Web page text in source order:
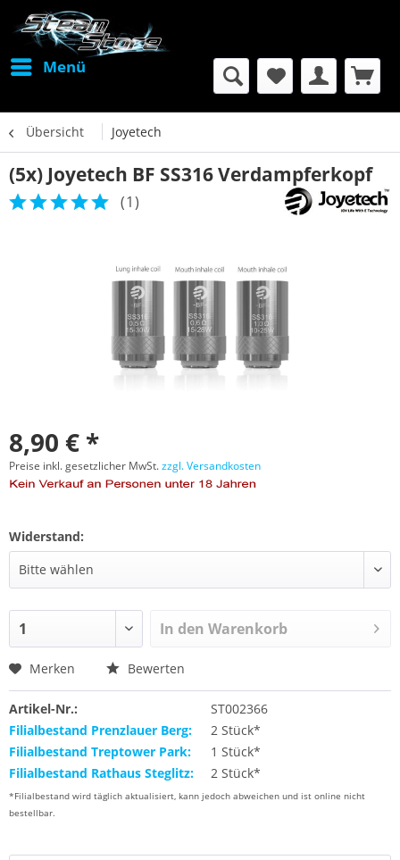
Menü
Übersicht Joyetech
(5x) Joyetech BF SS316 Verdampferkopf
(1)
8,90 € *
Preise inkl. gesetzlicher MwSt.zzgl. Versandkosten
Widerstand:
In den Warenkorb
Merken Bewerten
Artikel-Nr.:
ST002366
Filialbestand Prenzlauer Berg:
2 Stück*
Filialbestand Treptower Park:
1 Stück*
Filialbestand Rathaus Steglitz:
2 Stück*
*Filialbestand wird täglich aktualisiert, kann jedoch abweichen und ist online nicht
bestellbar.